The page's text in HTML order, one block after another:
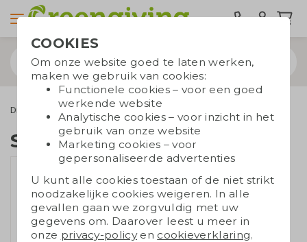
Drinkwaren Bekers en mokken
Stapelbare mok 270 ml
COOKIES
Om onze website goed te laten werken,
maken we gebruik van cookies:
Functionele cookies – voor een goed
werkende website
Analytische cookies – voor inzicht in het
gebruik van onze website
Marketing cookies – voor
gepersonaliseerde advertenties
U kunt alle cookies toestaan of de niet strikt
noodzakelijke cookies weigeren. In alle
gevallen gaan we zorgvuldig met uw
gegevens om. Daarover leest u meer in
onze privacy-policyen cookieverklaring.